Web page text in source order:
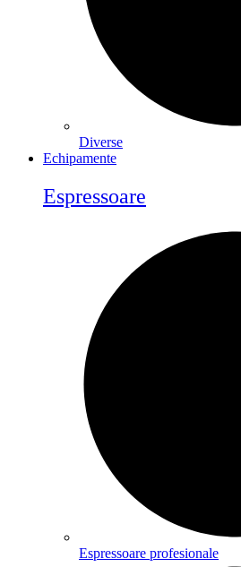
Diverse
Echipamente
Espressoare
Espressoare profesionale